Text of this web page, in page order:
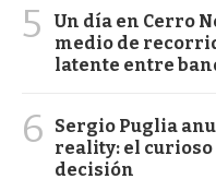
5
Un día en Cerro
medio de
latente entre
6
Sergio Puglia
reality: el
decisión